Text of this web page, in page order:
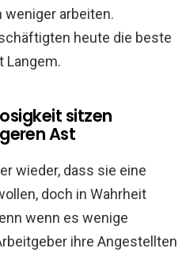
arbeiten.
heute die beste
Langem.
sitzen
Ast
wieder, dass sie eine
doch in Wahrheit
wenn es wenige
ihre Angestellten